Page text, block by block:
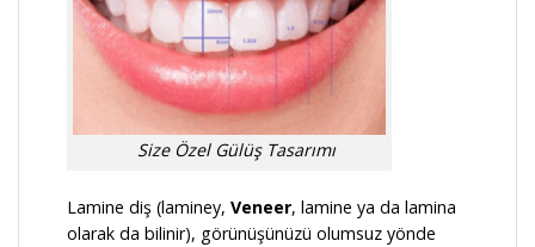
Size Özel Gülüş Tasarımı
Lamine diş (laminey, Veneer, lamine ya da lamina
olarak da bilinir), görünüşünüzü olumsuz yönde